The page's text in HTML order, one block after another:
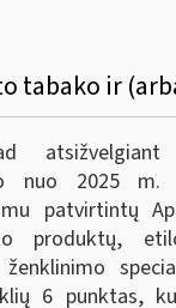
nuo 2025 m.
patvirtintų
produktų,
6 punktas,